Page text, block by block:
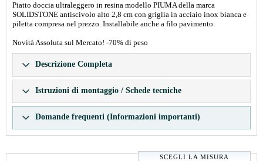
Piatto doccia ultraleggero in resina modello PIUMA della marca
SOLIDSTONE antiscivolo alto 2,8 cm con griglia in acciaio inox bianca e
piletta compresa nel prezzo. Installabile anche a filo pavimento.
Novità Assoluta sul Mercato! -70% di peso
Descrizione Completa
Istruzioni di montaggio / Schede tecniche
Domande frequenti (Informazioni importanti)
SCEGLI LA MISURA